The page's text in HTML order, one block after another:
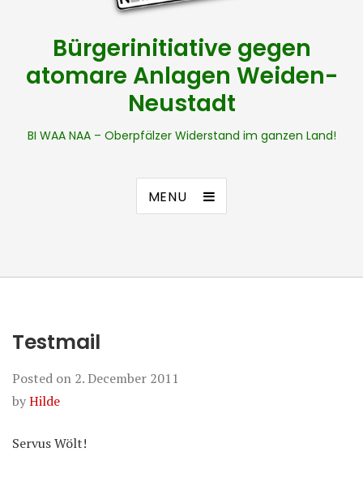
Bürgerinitiative gegen
atomare Anlagen Weiden-
Neustadt
BI WAA NAA – Oberpfälzer Widerstand im ganzen Land!
MENU
Testmail
Posted on 2. December 2011
byHilde
Servus Wölt!